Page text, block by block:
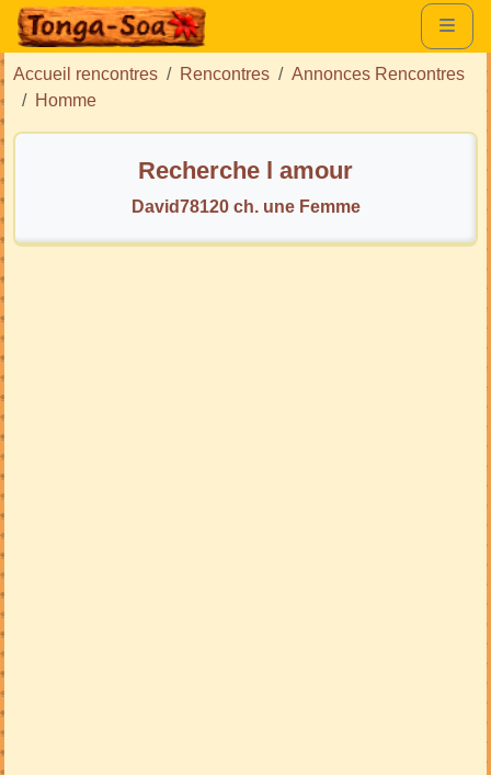
Accueil rencontres Rencontres
Annonces Rencontres
Homme
Recherche l amour
David78120 ch. une Femme